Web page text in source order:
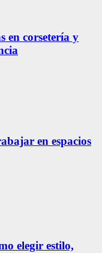
en corsetería y
en espacios
elegir estilo,